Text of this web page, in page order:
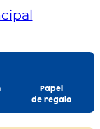
Papel
de regalo